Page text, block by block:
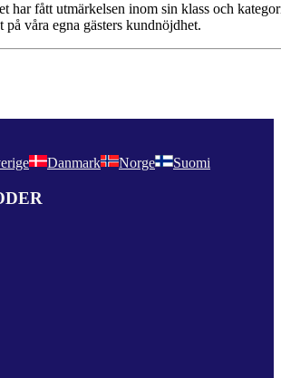
har fått utmärkelsen inom sin klass och
på våra egna gästers kundnöjdhet.
Danmark Norge Suomi